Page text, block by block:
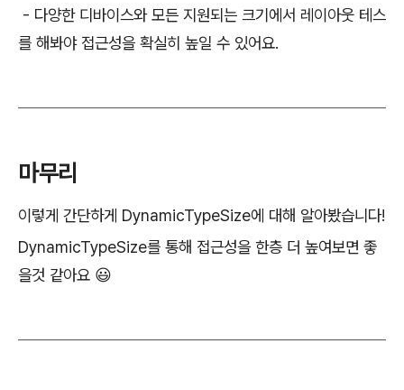
- 다양한 디바이스와 모든 지원되는 크기에서 레이아웃 테스
를 해봐야 접근성을 확실히 높일 수 있어요.
마무리
이렇게 간단하게 DynamicTypeSize에 대해 알아봤습니다!
DynamicTypeSize를 통해 접근성을 한층 더 높여보면 좋
을것 같아요 😃